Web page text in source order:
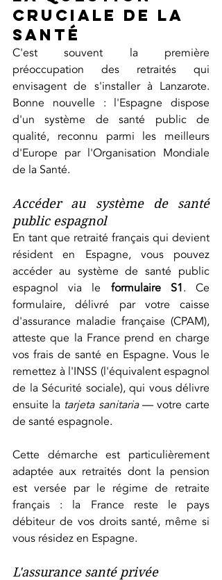
cruciale de la
santé
C'est souvent la première
préoccupation des retraités qui
envisagent de s'installer à Lanzarote.
Bonne nouvelle : l'Espagne dispose
d'un système de santé public de
qualité, reconnu parmi les meilleurs
d'Europe par l'Organisation Mondiale
de la Santé.
Accéder au système de santé
public espagnol
En tant que retraité français qui devient
résident en Espagne, vous pouvez
accéder au système de santé public
espagnol via le formulaire S1. Ce
formulaire, délivré par votre caisse
d'assurance maladie française (CPAM),
atteste que la France prend en charge
vos frais de santé en Espagne. Vous le
remettez à l'INSS (l'équivalent espagnol
de la Sécurité sociale), qui vous délivre
ensuite la tarjeta sanitaria — votre carte
de santé espagnole.
Cette démarche est particulièrement
adaptée aux retraités dont la pension
est versée par le régime de retraite
français : la France reste le pays
débiteur de vos droits santé, même si
vous résidez en Espagne.
L'assurance santé privée